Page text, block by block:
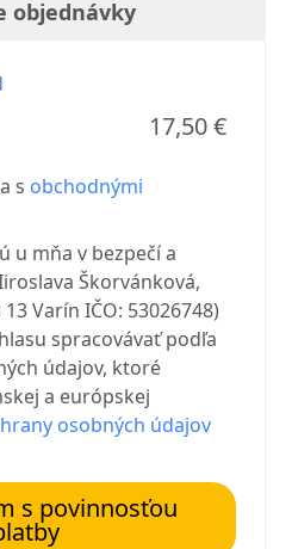
objednávky
17,50 €
s obchodnými
u mňa v bezpečí a
Škorvánková,
Varín IČO: 53026748)
spracovávať podľa
údajov, ktoré
a európskej
osobných údajov
s povinnosťou